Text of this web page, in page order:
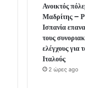
Ανοικτός
Μαδρίτης –
Ισπανία
τους
ελέγχους για
Ιταλούς
2 ώρες ago